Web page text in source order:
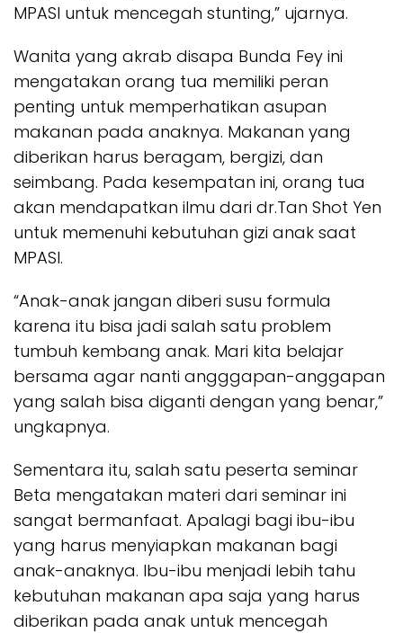
MPASI untuk mencegah stunting,” ujarnya.
Wanita yang akrab disapa Bunda Fey ini
mengatakan orang tua memiliki peran
penting untuk memperhatikan asupan
makanan pada anaknya. Makanan yang
diberikan harus beragam, bergizi, dan
seimbang. Pada kesempatan ini, orang tua
akan mendapatkan ilmu dari dr.Tan Shot Yen
untuk memenuhi kebutuhan gizi anak saat
MPASI.
“Anak-anak jangan diberi susu formula
karena itu bisa jadi salah satu problem
tumbuh kembang anak. Mari kita belajar
bersama agar nanti angggapan-anggapan
yang salah bisa diganti dengan yang benar,”
ungkapnya.
Sementara itu, salah satu peserta seminar
Beta mengatakan materi dari seminar ini
sangat bermanfaat. Apalagi bagi ibu-ibu
yang harus menyiapkan makanan bagi
anak-anaknya. Ibu-ibu menjadi lebih tahu
kebutuhan makanan apa saja yang harus
diberikan pada anak untuk mencegah